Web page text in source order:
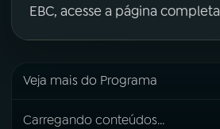
EBC, acesse a página completa
Veja mais do Programa
Carregando conteúdos...